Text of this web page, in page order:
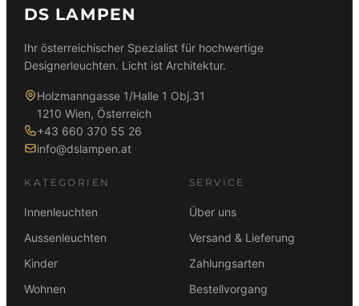
DS LAMPEN
Ihr österreichischer Spezialist für hochwertige
Designerleuchten. Licht ist Architektur.
Holzmanngasse 1/Halle 1 Obj.31
1210 Wien, Österreich
+43 660 370 55 26
info@dslampen.at
KATEGORIEN
Innenleuchten
Aussenleuchten
Kinder
Wohnen
SERVICE
Über uns
Versand & Lieferung
Zahlungsarten
Bestellvorgang